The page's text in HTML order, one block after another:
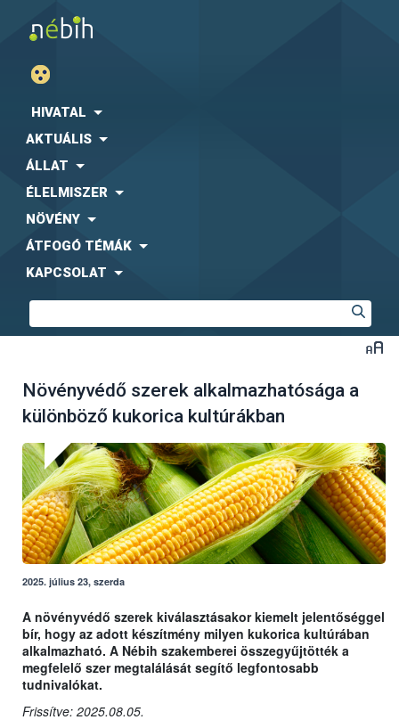
HIVATAL
AKTUÁLIS
ÁLLAT
ÉLELMISZER
NÖVÉNY
ÁTFOGÓ TÉMÁK
KAPCSOLAT
Növényvédő szerek alkalmazhatósága a
különböző kukorica kultúrákban
2025. július 23, szerda
A növényvédő szerek kiválasztásakor kiemelt jelentőséggel
bír, hogy az adott készítmény milyen kukorica kultúrában
alkalmazható. A Nébih szakemberei összegyűjtötték a
megfelelő szer megtalálását segítő legfontosabb
tudnivalókat.
Frissítve: 2025.08.05.